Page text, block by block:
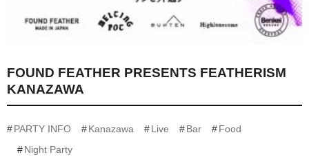
FOUND FEATHER PRESENTS FEATHERISM
KANAZAWA
PARTY INFO Kanazawa Live Bar
Food
Night Party